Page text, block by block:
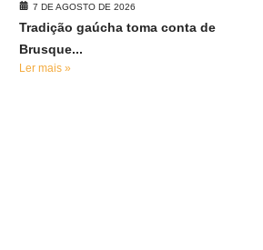
7 DE AGOSTO DE 2026
Tradição gaúcha toma conta de
Brusque...
Ler mais »